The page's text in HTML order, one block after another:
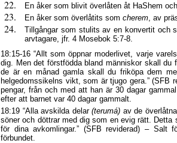
En åker som blivit överlåten åt HaShem
En åker som överlåtits som cherem , av
Tillgångar som stulits av en konvertit och
arvtagare, jfr. 4 Mosebok 5:7-8.
18:15-16 “Allt som öppnar moderlivet, varje
dig. Men det förstfödda bland människor skall
de är en månad gamla skall du friköpa dem
helgedomssikelns vikt, som är tjugo gera.” (SFB
pengar, från och med att han är 30 dagar
efter att barnet var 40 dagar gammalt.
18:19 “Alla avskilda delar(terumá) av de
söner och döttrar med dig som en evig rätt.
för dina avkomlingar.” (SFB reviderad) –
förbundet.